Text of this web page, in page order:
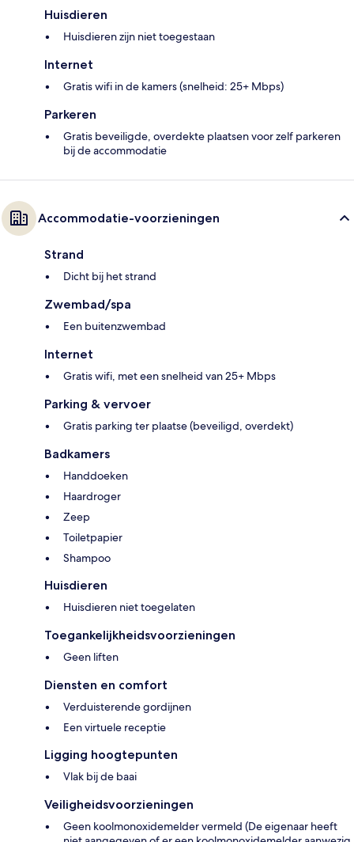
Huisdieren
Huisdieren zijn niet toegestaan
Internet
Gratis wifi in de kamers (snelheid: 25+ Mbps)
Parkeren
Gratis beveiligde, overdekte plaatsen voor zelf parkeren
bij de accommodatie
Accommodatie-voorzieningen
Strand
Dicht bij het strand
Zwembad/spa
Een buitenzwembad
Internet
Gratis wifi, met een snelheid van 25+ Mbps
Parking & vervoer
Gratis parking ter plaatse (beveiligd, overdekt)
Badkamers
Handdoeken
Haardroger
Zeep
Toiletpapier
Shampoo
Huisdieren
Huisdieren niet toegelaten
Toegankelijkheidsvoorzieningen
Geen liften
Diensten en comfort
Verduisterende gordijnen
Een virtuele receptie
Ligging hoogtepunten
Vlak bij de baai
Veiligheidsvoorzieningen
Geen koolmonoxidemelder vermeld (De eigenaar heeft